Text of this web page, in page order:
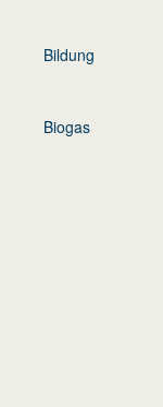
Bildung
Biogas